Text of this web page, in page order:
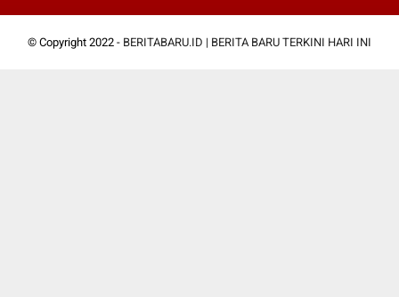
© Copyright 2022 - BERITABARU.ID | BERITA BARU TERKINI HARI INI